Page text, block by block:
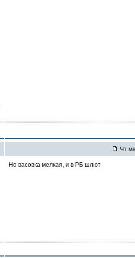
Чт
Но васовка мелкая, и в РБ шлют